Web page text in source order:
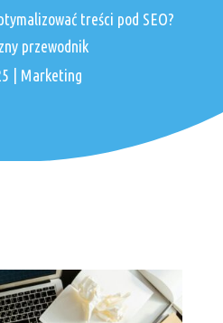
treści pod SEO?
przewodnik
Marketing